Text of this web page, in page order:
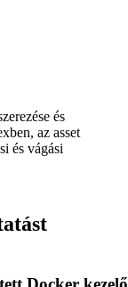
és
az asset
és vágási